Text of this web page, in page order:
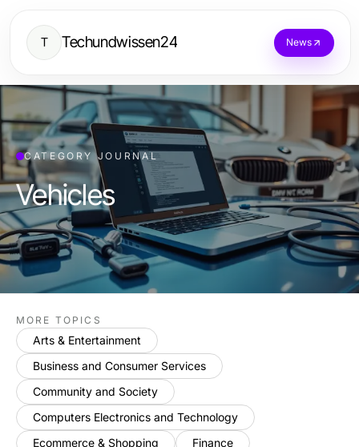
T Techundwissen24 News
CATEGORY JOURNAL
Vehicles
MORE TOPICS
Arts & Entertainment
Business and Consumer Services
Community and Society
Computers Electronics and Technology
Ecommerce & Shopping
Finance